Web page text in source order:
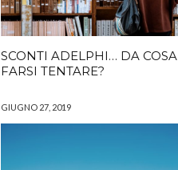
SCONTI ADELPHI… DA COSA
FARSI TENTARE?
GIUGNO 27, 2019